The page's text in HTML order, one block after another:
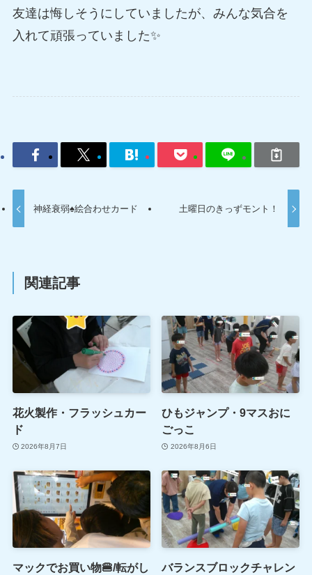
友達は悔しそうにしていましたが、みんな気合を
入れて頑張っていました✨
神経衰弱♠絵合わせカード 土曜日のきっずモント！
関連記事
花火製作・フラッシュカー
ド
2026年8月7日
ひもジャンプ・9マスおに
ごっこ
2026年8月6日
マックでお買い物🍔/転がし
バランスブロックチャレン